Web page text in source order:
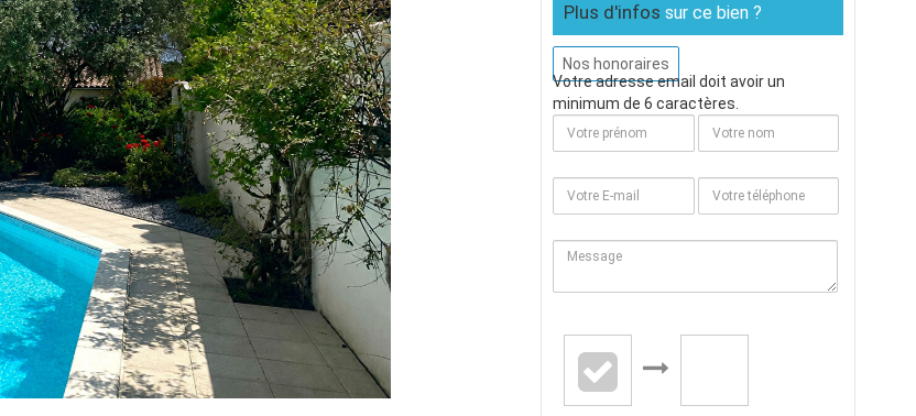
Plus d'infos sur ce bien ?
Nos honoraires
Votre adresse email doit avoir un
minimum de 6 caractères.